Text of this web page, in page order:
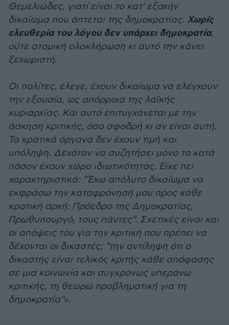
Θεμελιώδες, γιατί είναι το κατ' εξοχήν
δικαίωμα που άπτεται της δημοκρατίας. Χωρίς
ελευθερία του λόγου δεν υπάρχει δημοκρατία,
ούτε ατομική ολοκλήρωση κι αυτό την κάνει
ξεχωριστή.
Οι πολίτες, έλεγε, έχουν δικαίωμα να ελέγχουν
την εξουσία, ως απόρροια της λαϊκής
κυριαρχίας. Και αυτό επιτυγχάνεται με την
άσκηση κριτικής, όσο σφοδρή κι αν είναι αυτή.
Τα κρατικά όργανα δεν έχουν τιμή και
υπόληψη. Δεχόταν να συζητήσει μόνο το κατά
πόσον έχουν χώρο ιδιωτικότητας. Είχε πει
χαρακτηριστικά: "Έχω απόλυτο δικαίωμα να
εκφράσω την καταφρόνησή μου προς κάθε
κρατική αρχή: Πρόεδρο της Δημοκρατίας,
Πρωθυπουργό, τους πάντες". Σχετικές είναι και
οι απόψεις του για την κριτική που πρέπει να
δέχονται οι δικαστές: "την αντίληψη ότι ο
δικαστής είναι τελικός κριτής κάθε απόφασης
σε μια κοινωνία και συγχρόνως υπεράνω
κριτικής, τη θεωρώ προβληματική για τη
δημοκρατία"».